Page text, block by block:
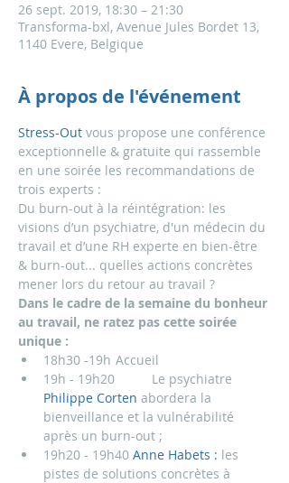
26 sept. 2019, 18:30 – 21:30
Transforma-bxl, Avenue Jules Bordet 13,
1140 Evere, Belgique
À propos de l'événement
Stress-Out vous propose une conférence
exceptionnelle & gratuite qui rassemble
en une soirée les recommandations de
trois experts :
Du burn-out à la réintégration: les
visions d’un psychiatre, d'un médecin du
travail et d’une RH experte en bien-être
& burn-out... quelles actions concrètes
mener lors du retour au travail ?
Dans le cadre de la semaine du bonheur
au travail, ne ratez pas cette soirée
unique :
18h30 -19h	Accueil
19h - 19h20	Le psychiatre
Philippe Corten abordera la
bienveillance et la vulnérabilité
après un burn-out ;
19h20 - 19h40 Anne Habets : les
pistes de solutions concrètes à